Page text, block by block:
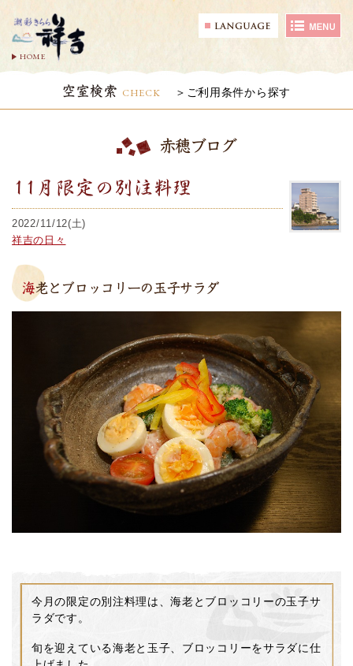
HOME
空室検索 CHECK ご利用条件から探す
赤穂ブログ
11月限定の別注料理
2022/11/12(土)
祥吉の日々
海老とブロッコリーの玉子サラダ
今月の限定の別注料理は、海老とブロッコリーの玉子サ
ラダです。
旬を迎えている海老と玉子、ブロッコリーをサラダに仕